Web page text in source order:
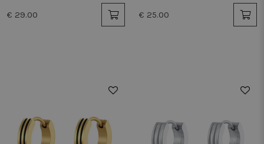
€ 29.00 € 25.00